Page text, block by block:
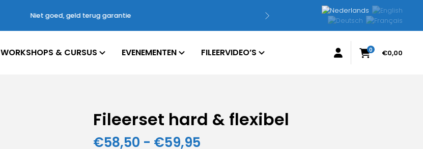
Niet goed, geld terug garantie
WORKSHOPS & CURSUS EVENEMENTEN FILEERVIDEO’S 0 €0,00
Fileerset hard & flexibel
€58,50 - €59,95